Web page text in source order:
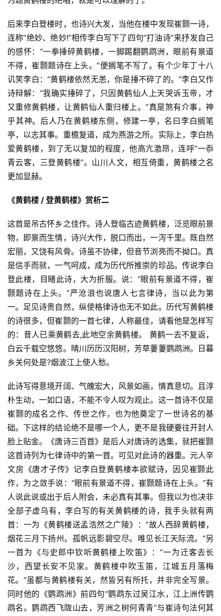
后来李白登楼时，也诗兴大发，当他在楼中发现崔颢一诗，
连称“绝妙、绝妙!”相传李白写下了四句“打油诗”来抒发自己
的感怀：“一拳捶碎黄鹤楼，一脚踢翻鹦鹉洲，眼前有景道
不得，崔颢题诗在上头。”便搁笔不写了。有个少年丁十八
讥笑李白：“黄鹤楼依然无恙，你是捶不碎了的。”李白又作
诗辩解：“我确实捶碎了，只因黄鹤仙人上天哭诉玉帝，才
又重修黄鹤楼，让黄鹤仙人重归楼上。”真是煞有介事，神
乎其神。后人乃在黄鹤楼东侧，修建一亭，名曰李白搁笔
亭，以志其事。重檐复道，成为燕游之所。实际上，李白热
爱黄鹤楼，到了无以复加的程度，他高亢激昂，连呼“一忝
青云客，三登黄鹤楼”。山川人文，相互倚重，黄鹤楼之名
更加显赫。
《黄鹤楼 / 登黄鹤楼》赏析二
这首是吊古怀乡之佳作。诗人登临古迹黄鹤楼，泛览眼前景
物，即景而生情，诗兴大作，脱口而出，一泻千里。既自然
宏丽，又饶有风骨。诗虽不协律，但音节浏亮而不拗口。真
是信手而就，一气呵成，成为历代所推崇的珍品。传说李白
登此楼，目睹此诗，大为折服。说：“眼前有景道不得，崔
颢题诗在上头。”严沧浪也说唐人七言律诗，当以此为第
一。足见诗贵自然，纵使格律诗也无不如此。历代写黄鹤楼
的诗很多，但崔颢的一首七律，人称最佳，请看他是怎样写
的：昔人已乘黄鹤去,此地空余黄鹤楼。 黄鹤一去不复返，
白云千载空悠悠。晴川历历汉阳树，芳草萋萋鹦鹉洲。日暮
乡关何处是?烟波江上使人愁。
此诗写得意境开阔、气魄宏大，风景如画，情真意切。且淳
朴生动，一如口语，不能不令人叹为观止。这一首诗不仅是
崔颢的成名之作、传世之作，也为他奠定了一世诗名的基
础。下这样的结论绝不是哪一个人，更不是我硬要往开封人
脸上贴金。《唐诗三百首》是后人对唐诗的选集，就把崔颢
这首诗列为七律诗中的第一首。可见对此诗的器重。元人辛
文房《唐才子传》记李白登黄鹤楼本欲赋诗，因见崔颢此
作，为之敛手说：“眼前有景道不得，崔颢题诗在上头。”有
人说此说或出于后人附会，未必真有其事。但我以为也决非
全部子虚乌有，李白写的有关黄鹤楼的诗，我手头就有两
首：一为《黄鹤楼送孟浩然之广陵》：“故人西辞黄鹤楼，
烟花三月下扬州。孤帆远影碧空尽。唯见长江天际流。”另
一首为《与史郎中钦听黄鹤楼上吹笛》：“一为迁客去长
沙，西望长安不见家。黄鹤楼中吹玉笛，江城五月落梅
花。”虽都与黄鹤楼有关，然皆另有所托，并非完全写景。
同时他的《鹦鹉洲》前四句“鹦鹉东过吴江水，江上洲传鹦
鹉名。鹦鹉西飞陇山去，芳洲之树何青青”与崔诗句法何其